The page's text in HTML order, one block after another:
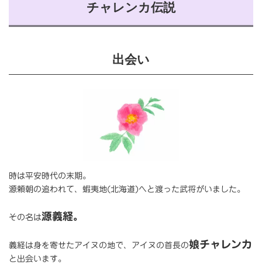
チャレンカ伝説
出会い
時は平安時代の末期。
源頼朝の追われて、蝦夷地(北海道)へと渡った武将がいました。
その名は源義経。
義経は身を寄せたアイヌの地で、アイヌの首長の娘チャレンカ
と出会います。